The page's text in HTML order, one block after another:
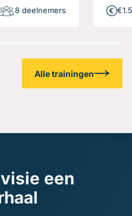
8 deelnemers
Alle trainingen
een